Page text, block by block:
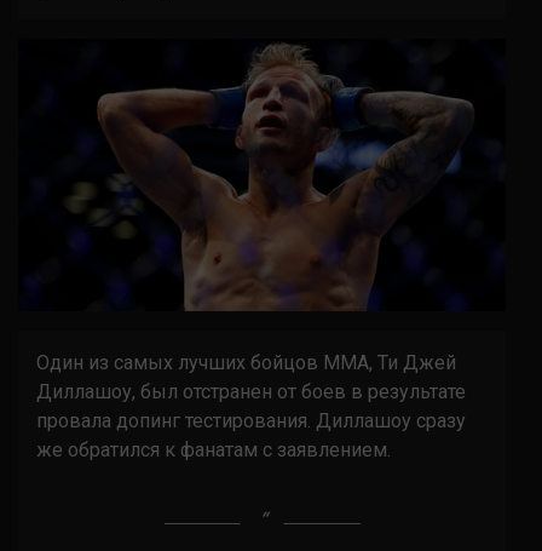
Один из самых лучших бойцов ММА, Ти Джей
Диллашоу, был отстранен от боев в результате
провала допинг тестирования. Диллашоу сразу
же обратился к фанатам с заявлением.